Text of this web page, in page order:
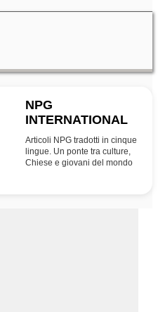
NPG
INTERNATIONAL
Articoli NPG tradotti in cinque
lingue. Un ponte tra culture,
Chiese e giovani del mondo